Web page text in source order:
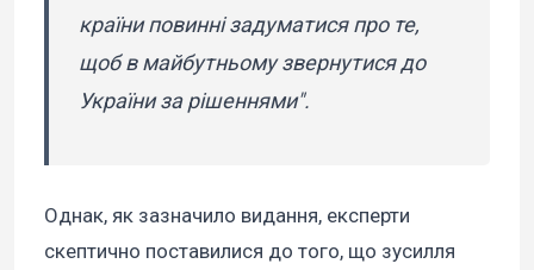
країни повинні задуматися про те,
щоб в майбутньому звернутися до
України за рішеннями".
Однак, як зазначило видання, експерти
скептично поставилися до того, що зусилля